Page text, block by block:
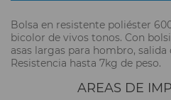
Bolsa en resistente poliéster
bicolor de vivos tonos. Con
asas largas para hombro,
Resistencia hasta 7kg de peso.
AREAS DE